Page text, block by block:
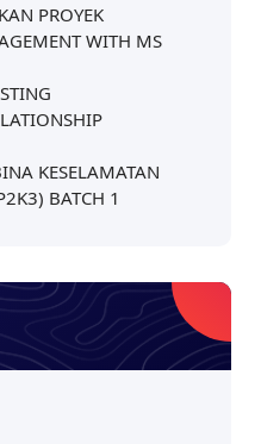
PROYEK
WITH MS
KESELAMATAN
BATCH 1